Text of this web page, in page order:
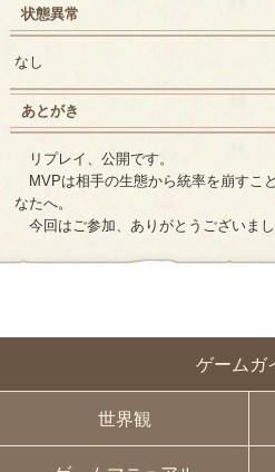
ゲームガ
世界観
状態異常
なし
あとがき
リプレイ、公開です。
MVPは相手の生態から統率を崩すこ
なたへ。
今回はご参加、ありがとうございまし